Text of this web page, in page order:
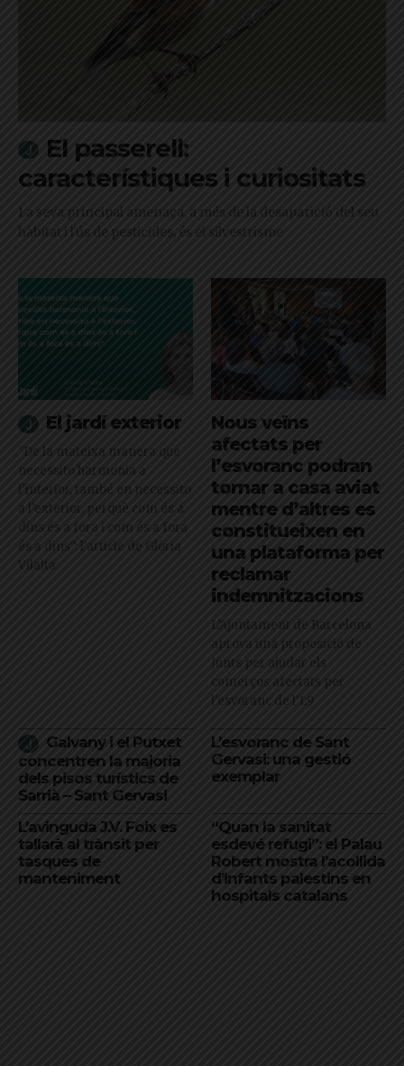
El passerell:
característiques i curiositats
La seva principal amenaça, a més de la desaparició del seu
hàbitat i l'ús de pesticides, és el silvestrisme
El jardí exterior
"De la mateixa manera que
necessito harmonia a
l’interior, també en necessito
a l’exterior, perquè com és a
dins és a fora i com és a fora
és a dins": l'article de Glòria
Vilalta
Nous veïns
afectats per
l’esvoranc podran
tornar a casa aviat
mentre d’altres es
constitueixen en
una plataforma per
reclamar
indemnitzacions
L’Ajuntament de Barcelona
aprova una proposició de
Junts per ajudar els
comerços afectats per
l'esvoranc de l'L9
Galvany i el Putxet
concentren la majoria
dels pisos turístics de
Sarrià – Sant Gervasi
L’esvoranc de Sant
Gervasi: una gestió
exemplar
L’avinguda J.V. Foix es
tallarà al trànsit per
tasques de
manteniment
“Quan la sanitat
esdevé refugi”: el Palau
Robert mostra l’acollida
d’infants palestins en
hospitals catalans